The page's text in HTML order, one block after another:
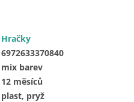
Hračky
6972633370840
mix barev
12 měsíců
plast, pryž